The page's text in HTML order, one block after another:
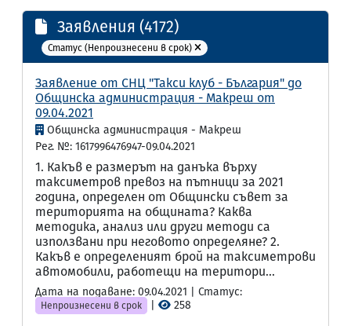
Заявления (4172)
Статус (Непроизнесени в срок)
Заявление от СНЦ "Такси клуб - България" до
Общинска администрация - Макреш от
09.04.2021
Общинска администрация - Макреш
Рег. №: 1617996476947-09.04.2021
1. Какъв е размерът на данъка върху
таксиметров превоз на пътници за 2021
година, определен от Общински съвет за
територията на общината? Каква
методика, анализ или други методи са
използвани при неговото определяне? 2.
Какъв е определеният брой на таксиметрови
автомобили, работещи на територи...
Дата на подаване: 09.04.2021 | Статус:
Непроизнесени в срок 258